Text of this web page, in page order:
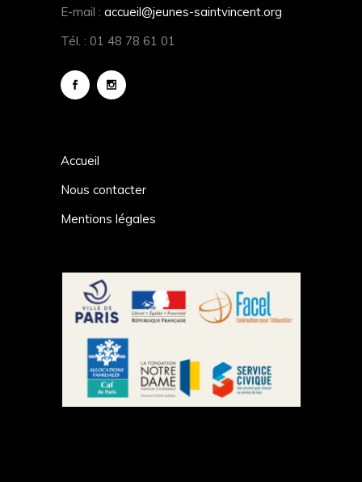
E-mail : accueil@jeunes-saintvincent.org
Tél. : 01 48 78 61 01
Accueil
Nous contacter
Mentions légales